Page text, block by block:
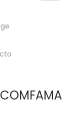
COMFAMA